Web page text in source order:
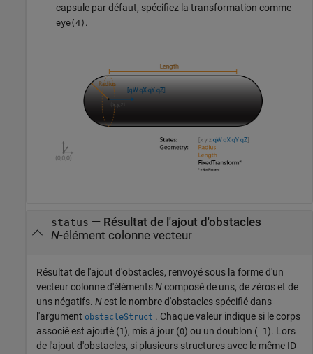
capsule par défaut, spécifiez la transformation comme
eye(4) .
status — Résultat de l'ajout d'obstacles
N-élément colonne vecteur
Résultat de l'ajout d'obstacles, renvoyé sous la forme d'un
vecteur colonne d'élémentsNcomposé de uns, de zéros et de
uns négatifs. Nest le nombre d'obstacles spécifié dans
l'argument obstacleStruct . Chaque valeur indique si le corps
associé est ajouté (1), mis à jour (0) ou un doublon (-1). Lors
de l'ajout d'obstacles, si plusieurs structures avec le même ID